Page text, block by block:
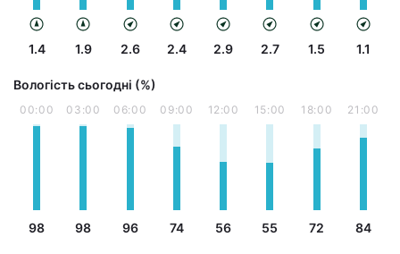
1.4 1.9 2.6 2.4 2.9 2.7 1.5 1.1
Вологість сьогодні (%)
00:00
98
03:00
98
06:00
96
09:00
74
12:00
56
15:00
55
18:00
72
21:00
84